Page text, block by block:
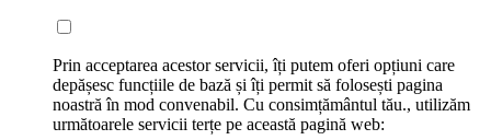
Prin acceptarea acestor servicii, îți putem oferi opțiuni care
depășesc funcțiile de bază și îți permit să folosești pagina
noastră în mod convenabil. Cu consimțământul tău., utilizăm
următoarele servicii terțe pe această pagină web: